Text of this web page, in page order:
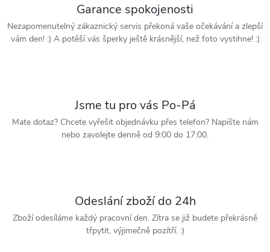
Garance spokojenosti
Nezapomenutelný zákaznický servis překoná vaše očekávání a zlepší
vám den! :) A potěší vás šperky ještě krásnější, než foto vystihne! :)
Jsme tu pro vás Po-Pá
Mate dotaz? Chcete vyřešit objednávku přes telefon? Napište nám
nebo zavolejte denně od 9:00 do 17:00.
Odeslání zboží do 24h
Zboží odesíláme každý pracovní den. Zítra se již budete překrásně
třpytit, výjimečně pozítří. :)